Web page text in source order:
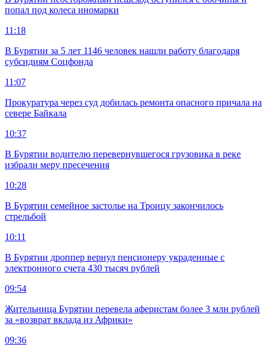
попал под колеса иномарки
11:18
В Бурятии за 5 лет 1146 человек нашли работу благодаря
субсидиям Соцфонда
11:07
Прокуратура через суд добилась ремонта опасного причала на
севере Байкала
10:37
В Бурятии водителю перевернувшегося грузовика в реке
избрали меру пресечения
10:28
В Бурятии семейное застолье на Троицу закончилось
стрельбой
10:11
В Бурятии дроппер вернул пенсионеру украденные с
электронного счета 430 тысяч рублей
09:54
Жительница Бурятии перевела аферистам более 3 млн рублей
за «возврат вклада из Африки»
09:36